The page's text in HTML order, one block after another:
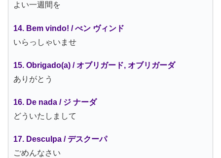
よい一週間を
14. Bem vindo! / べン ヴィンド
いらっしゃいませ
15. Obrigado(a) / オブリガード, オブリガーダ
ありがとう
16. De nada / ジ ナーダ
どういたしまして
17. Desculpa / デスクーパ
ごめんなさい